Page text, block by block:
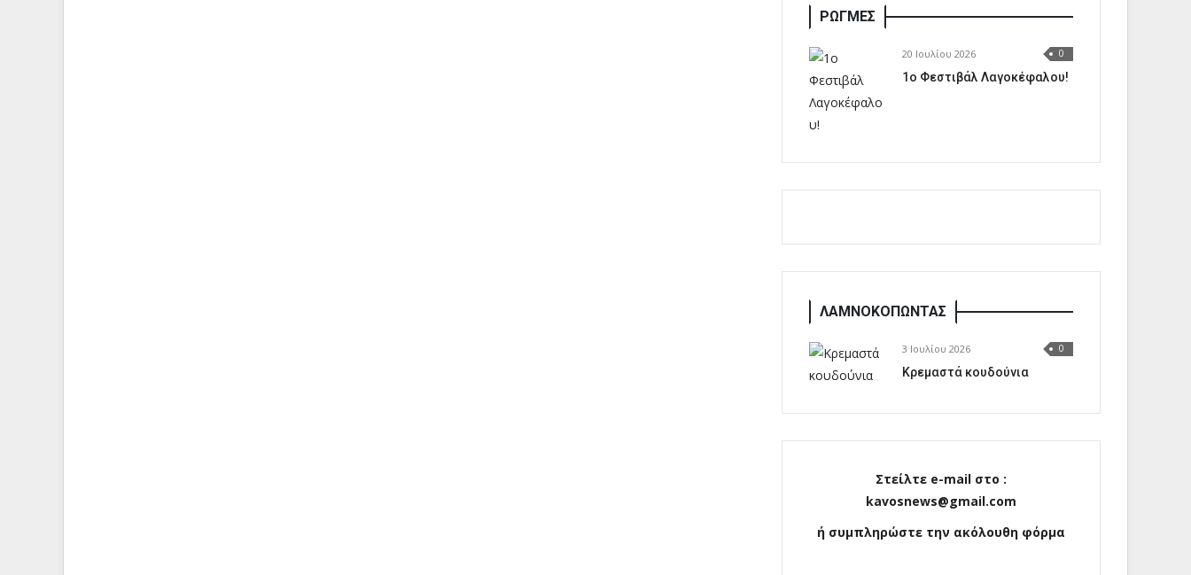
ΡΩΓΜΕΣ
20 Ιουλίου 2026 0
1o Φεστιβάλ Λαγοκέφαλου!
ΛΑΜΝΟΚΟΠΩΝΤΑΣ
3 Ιουλίου 2026 0
Κρεμαστά κουδούνια
Στείλτε e-mail στο :
kavosnews@gmail.com
ή συμπληρώστε την ακόλουθη φόρμα